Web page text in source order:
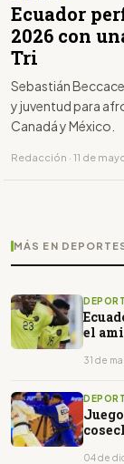
Ecuador
2026 con
Tri
Sebastián
y juventud para
Canadá y México.
Redacción · 11 de
MÁS EN
el
31 de
04 de